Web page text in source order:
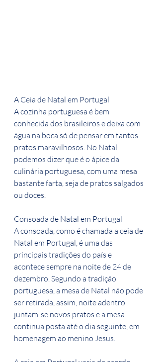
A Ceia de Natal em Portugal
A cozinha portuguesa é bem
conhecida dos brasileiros e deixa com
água na boca só de pensar em tantos
pratos maravilhosos. No Natal
podemos dizer que é o ápice da
culinária portuguesa, com uma mesa
bastante farta, seja de pratos salgados
ou doces.
Consoada de Natal em Portugal
A consoada, como é chamada a ceia de
Natal em Portugal, é uma das
principais tradições do país e
acontece sempre na noite de 24 de
dezembro. Segundo a tradição
portuguesa, a mesa de Natal não pode
ser retirada, assim, noite adentro
juntam-se novos pratos e a mesa
continua posta até o dia seguinte, em
homenagem ao menino Jesus.